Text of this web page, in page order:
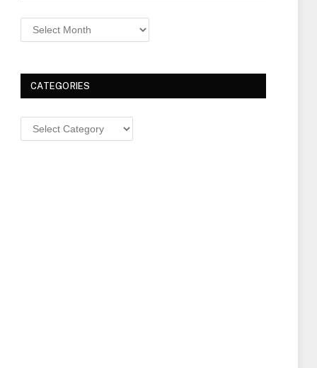
Archives
CATEGORIES
Categories